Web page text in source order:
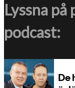
Lyssna
podcast: